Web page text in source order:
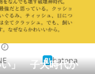
い」 子犬時代か
hatena